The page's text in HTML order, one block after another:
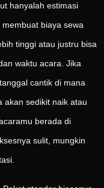
hanyalah estimasi
biaya sewa
tinggi atau justru bisa
waktu acara. Jika
cantik di mana
akan sedikit naik atau
berada di
sulit, mungkin